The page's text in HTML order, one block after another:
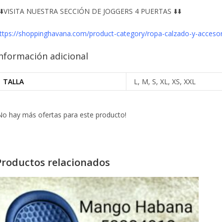
NUESTRA SECCIÓN DE JOGGERS 4 PUERTAS ⬇️⬇️
shoppinghavana.com/product-category/ropa-calzado-y-
adicional
TALLA L, M, S, XL, XS, XXL
hay más ofertas para este producto!
relacionados